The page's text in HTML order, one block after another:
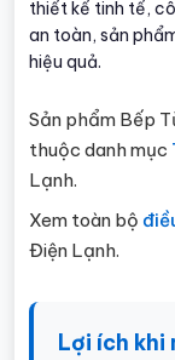
thiết kế tinh tế,
an toàn, sản
hiệu quả.
Sản phẩm Bếp
thuộc danh mục
Lạnh.
Xem toàn bộ
Điện Lạnh.
Lợi ích khi